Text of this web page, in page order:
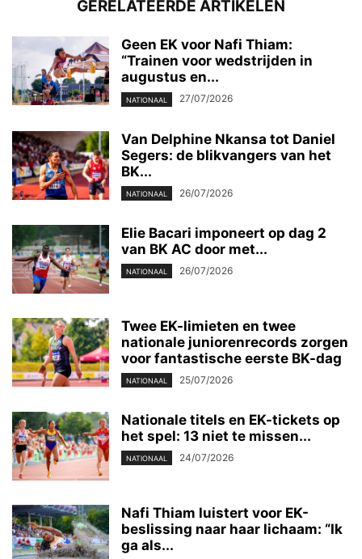
GERELATEERDE ARTIKELEN
Geen EK voor Nafi Thiam:
“Trainen voor wedstrijden in
augustus en...
NATIONAAL 27/07/2026
Van Delphine Nkansa tot Daniel
Segers: de blikvangers van het
BK...
NATIONAAL 26/07/2026
Elie Bacari imponeert op dag 2
van BK AC door met...
NATIONAAL 26/07/2026
Twee EK-limieten en twee
nationale juniorenrecords zorgen
voor fantastische eerste BK-dag
NATIONAAL 25/07/2026
Nationale titels en EK-tickets op
het spel: 13 niet te missen...
NATIONAAL 24/07/2026
Nafi Thiam luistert voor EK-
beslissing naar haar lichaam: “Ik
ga als...